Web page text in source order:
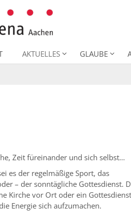
AKTUELLES GLAUBE
Zeit füreinander und sich selbst…
es der regelmäßige Sport, das
– der sonntägliche Gottesdienst.
Kirche vor Ort oder ein
Energie sich aufzumachen.